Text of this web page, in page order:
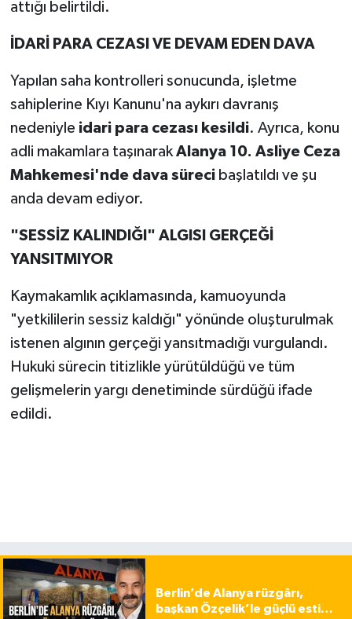
attığı belirtildi.
İDARİ PARA CEZASI VE DEVAM EDEN DAVA
Yapılan saha kontrolleri sonucunda, işletme
sahiplerine Kıyı Kanunu'na aykırı davranış
nedeniyle idari para cezası kesildi. Ayrıca, konu
adli makamlara taşınarakAlanya 10. Asliye Ceza
Mahkemesi'nde dava sürecibaşlatıldı ve şu
anda devam ediyor.
"SESSİZ KALINDIĞI" ALGISI GERÇEĞİ
YANSITMIYOR
Kaymakamlık açıklamasında, kamuoyunda
"yetkililerin sessiz kaldığı" yönünde oluşturulmak
istenen algının gerçeği yansıtmadığı vurgulandı.
Hukuki sürecin titizlikle yürütüldüğü ve tüm
gelişmelerin yargı denetiminde sürdüğü ifade
edildi.
Berlin’de Alanya rüzgârı,
başkan Özçelik’le güçlü esti…